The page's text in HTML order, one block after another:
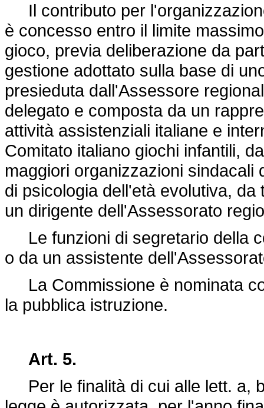
Il contributo per
è concesso entro il limite
gioco, previa deliberazione da
gestione adottato sulla base di
presieduta dall'Assessore
delegato e composta da un
attività assistenziali italiane e
Comitato italiano giochi infantili,
maggiori organizzazioni
di psicologia dell'età evolutiva,
un dirigente dell'Assessorato
Le funzioni di segretario della
o da un assistente
La Commissione è nominata
la pubblica istruzione.
Art. 5.
Per le finalità di cui alle lett. a,